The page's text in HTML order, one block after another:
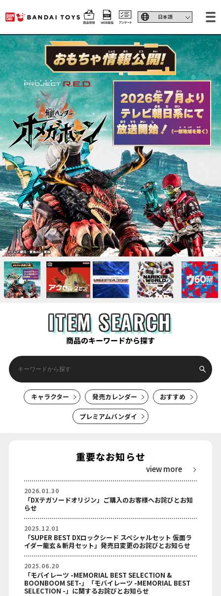
ITEM SEARCH
商品のキーワードから探す
キャラクター 発売カレンダー おすすめ
プレミアムバンダイ
重要なお知らせ
view more
2026.01.30
「DXテガソードオリジン」ご購入のお客様へお詫びとお知
らせ
2025.12.01
「SUPER BEST DXロックシード スペシャルセット 仮面ラ
イダー龍玄＆斬月セット」発売日変更のお詫びとお知らせ
2025.06.20
「モバイレーツ -MEMORIAL BEST SELECTION &
BOONBOOM SET-」「モバイレーツ -MEMORIAL BEST
SELECTION -」に関するお詫びとお知らせ